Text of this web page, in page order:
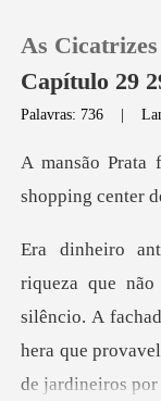
Histórico
Sair
As
Capítulo 29
Palavras: 736 |
shopp
silêncio. A
hera